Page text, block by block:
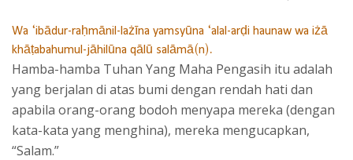
Wa ‘ibādur-raḥmānil-lażīna yamsyūna ‘alal-arḍi haunaw wa iżā
khāṭabahumul-jāhilūna qālū salāmā(n).
Hamba-hamba Tuhan Yang Maha Pengasih itu adalah
yang berjalan di atas bumi dengan rendah hati dan
apabila orang-orang bodoh menyapa mereka (dengan
kata-kata yang menghina), mereka mengucapkan,
“Salam.”